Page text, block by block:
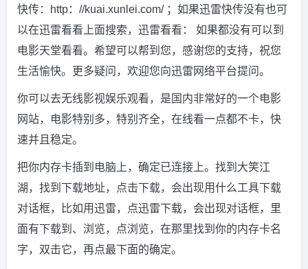
快传：http：//kuai.xunlei.com/ ；如果迅雷快传没有也可
以在迅雷看看上面搜索，迅雷看看： 如果都没有可以到
电影天堂看看。希望可以帮到您，感谢您的支持，祝您
生活愉快。更多疑问，欢迎您向迅雷网络平台提问。
你可以去无线影视娱乐观看，是国内非常好的一个电影
网站，电影特别多，特别齐全，在线看一点都不卡，快
速并且稳定。
把你内存卡插到电脑上，确定已连接上。找到大笑江
湖，找到下载地址，点击下载，会出现用什么工具下载
对话框，比如用迅雷，点迅雷下载，会出现对话框，里
面有下载到、浏览，点浏览，在那里找到你的内存卡名
字，双击它，再点最下面的确定。